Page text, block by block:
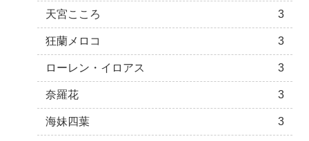
天宮こころ 3
狂蘭メロコ 3
ローレン・イロアス 3
奈羅花 3
海妹四葉 3